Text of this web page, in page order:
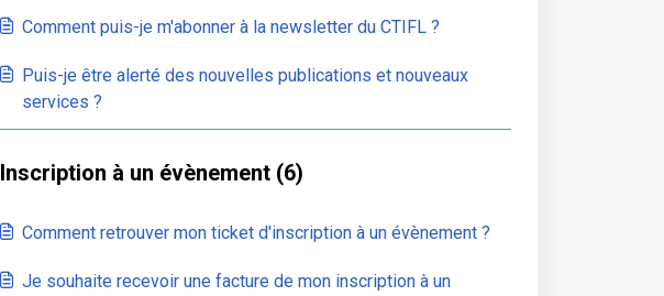
Comment puis-je m'abonner à la newsletter du CTIFL ?
Puis-je être alerté des nouvelles publications et nouveaux
services ?
Inscription à un évènement (6)
Comment retrouver mon ticket d'inscription à un évènement ?
Je souhaite recevoir une facture de mon inscription à un